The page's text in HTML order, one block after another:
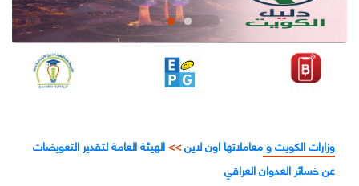
وزارات الكويت و معاملاتها اون لاين>>الهيئة العامة لتقدير التعويضات
عن خسائر العدوان العراقي